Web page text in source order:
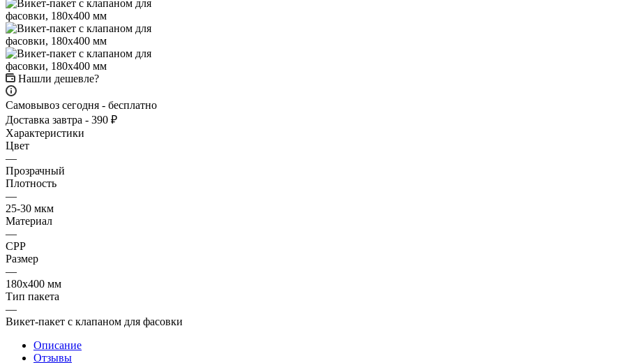
Нашли дешевле?
Самовывоз сегодня - бесплатно
Доставка завтра - 390 ₽
Характеристики
Цвет
—
Прозрачный
Плотность
—
25-30 мкм
Материал
—
СРР
Размер
—
180х400 мм
Тип пакета
—
Викет-пакет с клапаном для фасовки
Описание
Отзывы